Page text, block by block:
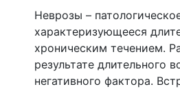
Неврозы –
характеризующееся
хроническим течением.
результате длительного
негативного фактора.